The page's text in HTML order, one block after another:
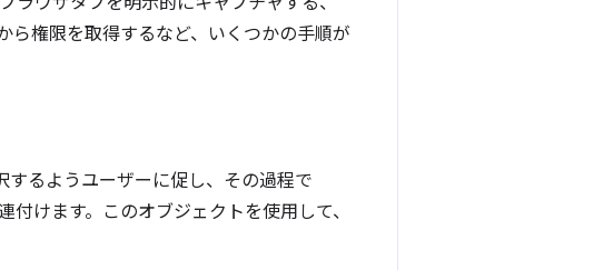
ら権限を取得するなど、いくつかの手順が
るようユーザーに促し、その過程で
けます。このオブジェクトを使用して、